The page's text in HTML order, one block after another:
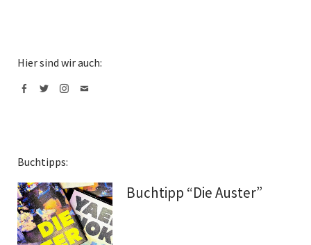
Hier sind wir auch:
Buchtipps:
Buchtipp “Die Auster”